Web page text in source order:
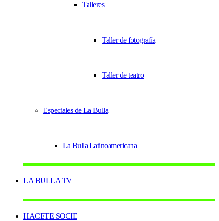
Talleres
Taller de fotografía
Taller de teatro
Especiales de La Bulla
La Bulla Latinoamericana
LA BULLA TV
HACETE SOCIE